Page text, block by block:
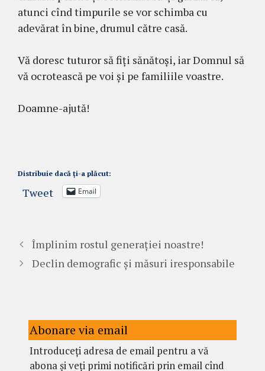
atunci cînd timpurile se vor schimba cu
adevărat în bine, drumul către casă.
Vă doresc tuturor să fiți sănătoși, iar Domnul să
vă ocrotească pe voi și pe familiile voastre.
Doamne-ajută!
Distribuie dacă ți-a plăcut:
Tweet Email
Împlinim rostul generației noastre!
Declin demografic și măsuri iresponsabile
Abonare via email
Introduceți adresa de email pentru a vă
abona și veți primi notificări prin email cînd